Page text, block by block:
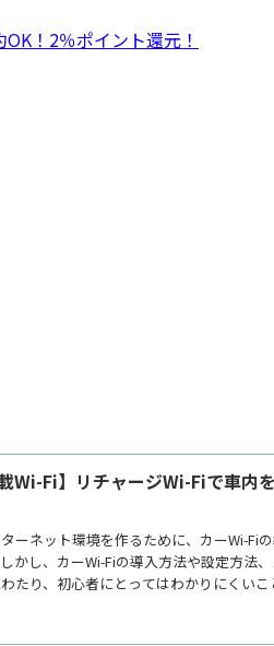
！2％ポイント還元！
Wi-Fi】リチャージWi-Fiで車内
ーネット環境を作るために、カーWi-Fi
かし、カーWi-Fiの導入方法や設定方法
たり、初心者にとってはわかりにくいこ